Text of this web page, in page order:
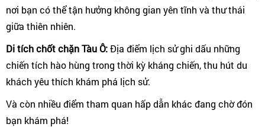
nơi bạn có thể tận hưởng không gian yên tĩnh và thư thái
giữa thiên nhiên.
Di tích chốt chặn Tàu Ô:Địa điểm lịch sử ghi dấu những
chiến tích hào hùng trong thời kỳ kháng chiến, thu hút du
khách yêu thích khám phá lịch sử.
Và còn nhiều điểm tham quan hấp dẫn khác đang chờ đón
bạn khám phá!